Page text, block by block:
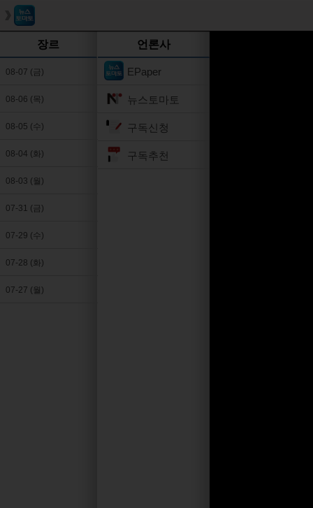
장르
08-07 (금)
08-06 (목)
08-05 (수)
08-04 (화)
08-03 (월)
07-31 (금)
07-29 (수)
07-28 (화)
07-27 (월)
언론사
EPaper
뉴스토마토
구독신청
구독추천